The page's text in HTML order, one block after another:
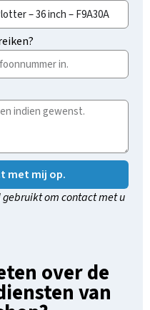
over de
van
met mij op.
om contact met u